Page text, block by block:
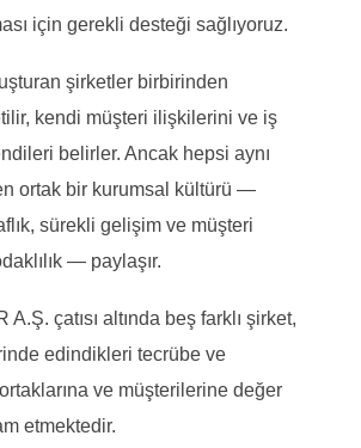
için gerekli desteği sağlıyoruz.
şirketler birbirinden
kendi müşteri ilişkilerini ve iş
belirler. Ancak hepsi aynı
ortak bir kurumsal kültürü —
sürekli gelişim ve müşteri
— paylaşır.
A.Ş. çatısı altında beş farklı şirket,
edindikleri tecrübe ve
ve müşterilerine değer
etmektedir.